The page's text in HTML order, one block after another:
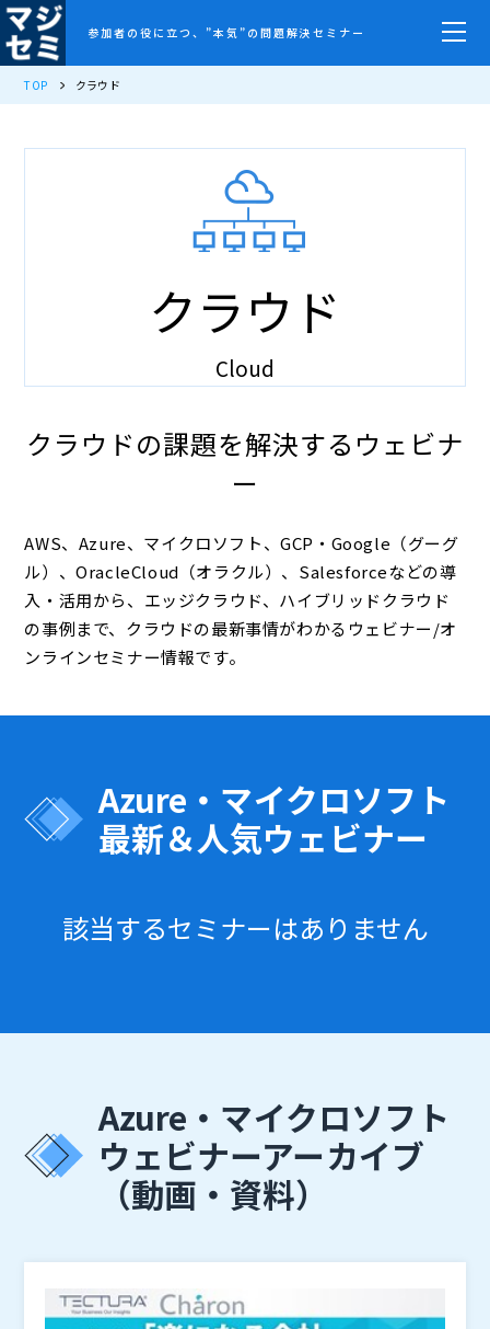
参加者の役に立つ、”本気”の問題解決セミナー
TOP クラウド
クラウド
Cloud
クラウドの課題を解決するウェビナ
ー
AWS、Azure、マイクロソフト、GCP・Google（グーグ
ル）、OracleCloud（オラクル）、Salesforceなどの導
入・活用から、エッジクラウド、ハイブリッドクラウド
の事例まで、クラウドの最新事情がわかるウェビナー/オ
ンラインセミナー情報です。
Azure・マイクロソフト
最新＆人気ウェビナー
該当するセミナーはありません
Azure・マイクロソフト
ウェビナーアーカイブ
（動画・資料）